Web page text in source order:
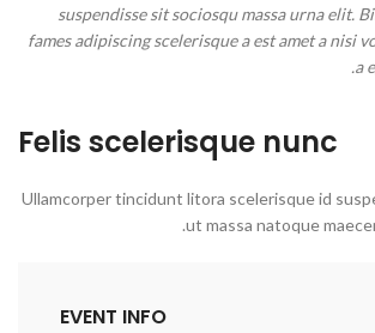
suspendisse sit sociosqu massa urna elit.
fames adipiscing scelerisque a est amet a nisi
a
Felis scelerisque nunc
Ullamcorper tincidunt litora scelerisque id
ut massa natoque
EVENT INFO